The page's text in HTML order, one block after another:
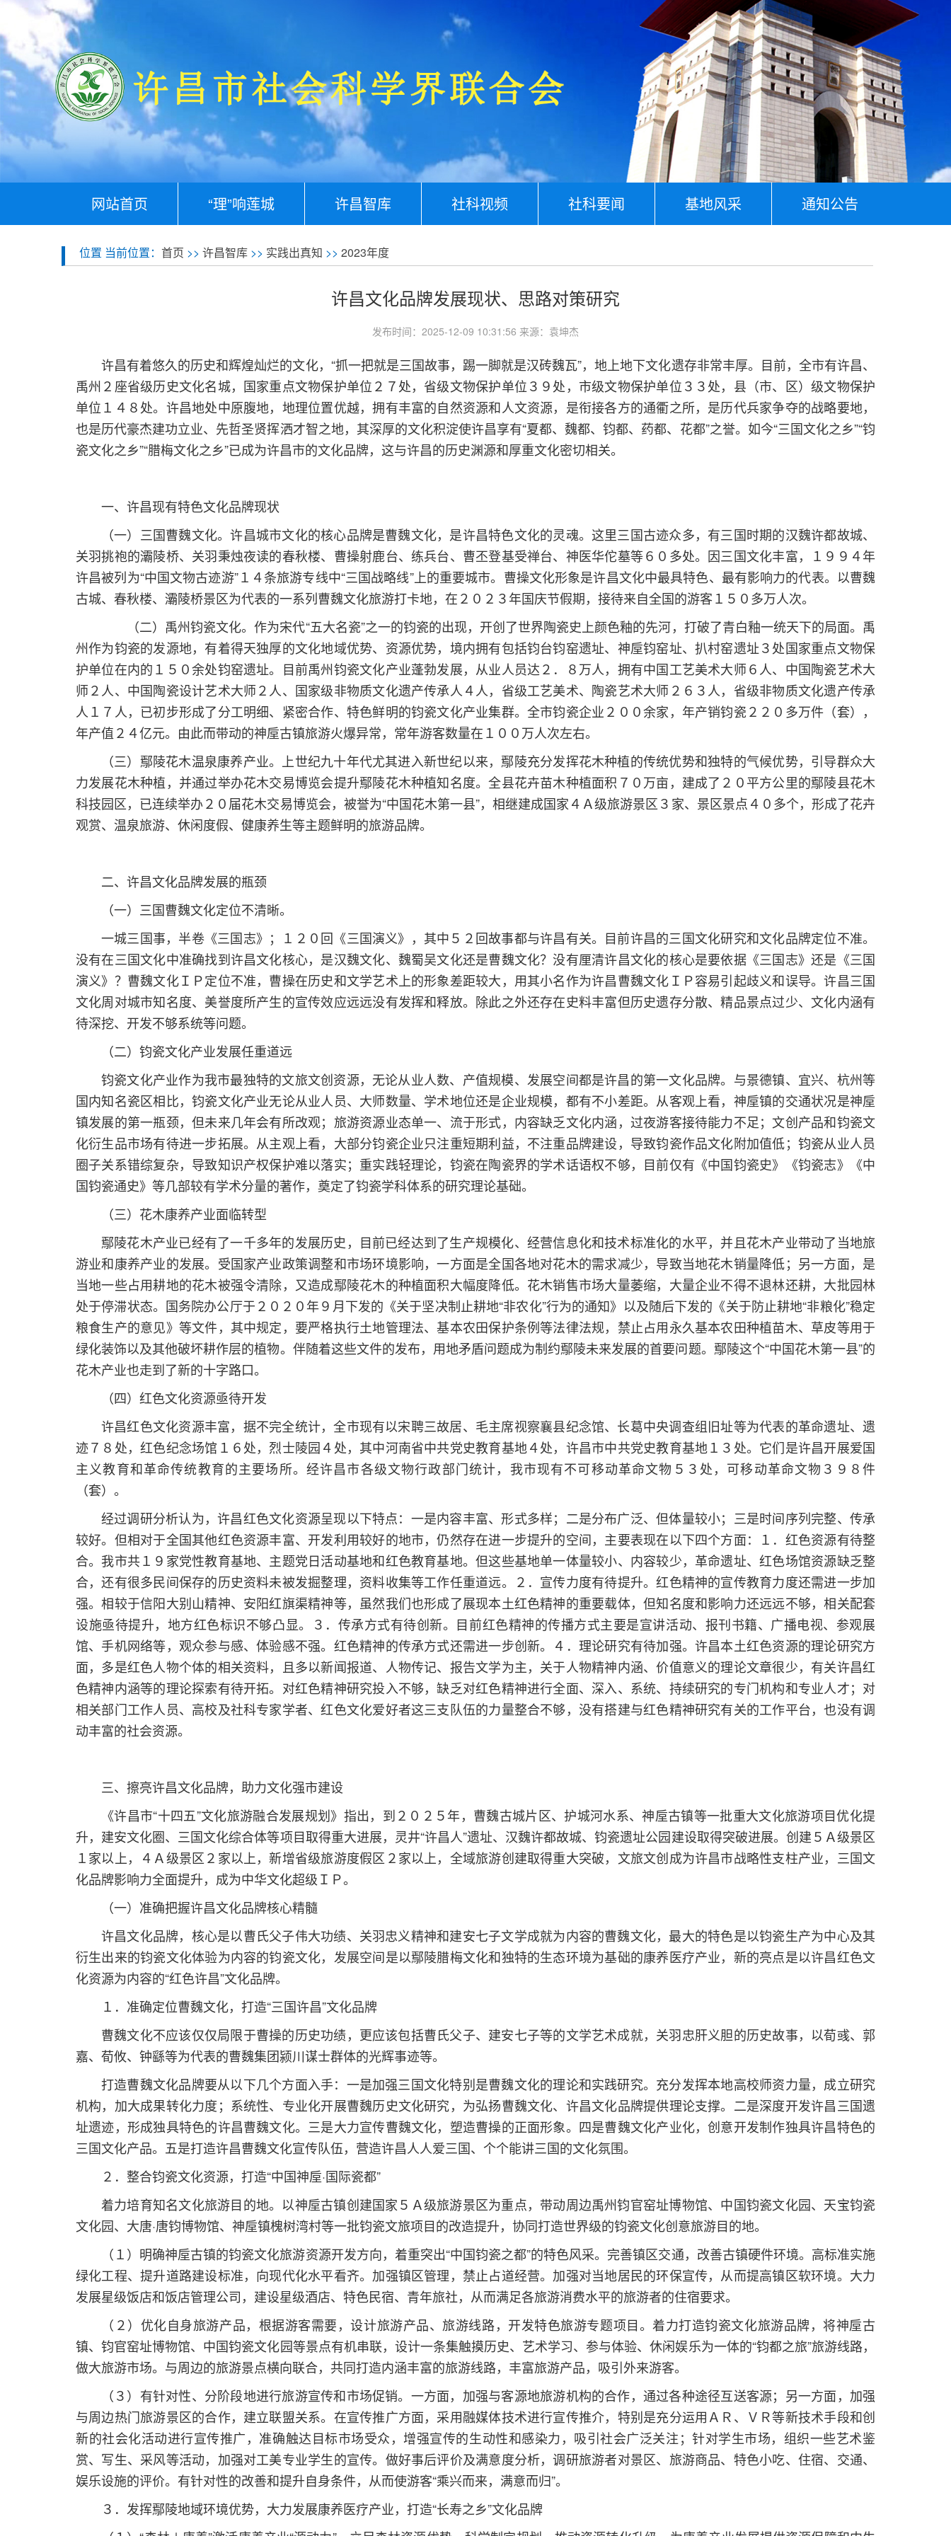
网站首页 “理”响莲城 许昌智库 社科视频 社科要闻 基地风采 通知公告
位置 当前位置： 首页 >> 许昌智库 >> 实践出真知 >> 2023年度
许昌文化品牌发展现状、思路对策研究
发布时间：2025-12-09 10:31:56 来源：袁坤杰
许昌有着悠久的历史和辉煌灿烂的文化，“抓一把就是三国故事，踢一脚就是汉砖魏瓦”，地上地下文化遗存非常丰厚。目前，全市有许昌、
禹州２座省级历史文化名城，国家重点文物保护单位２７处，省级文物保护单位３９处，市级文物保护单位３３处，县（市、区）级文物保护
单位１４８处。许昌地处中原腹地，地理位置优越，拥有丰富的自然资源和人文资源，是衔接各方的通衢之所，是历代兵家争夺的战略要地，
也是历代豪杰建功立业、先哲圣贤挥洒才智之地，其深厚的文化积淀使许昌享有“夏都、魏都、钧都、药都、花都”之誉。如今“三国文化之乡”“钧
瓷文化之乡”“腊梅文化之乡”已成为许昌市的文化品牌，这与许昌的历史渊源和厚重文化密切相关。
一、许昌现有特色文化品牌现状
（一）三国曹魏文化。许昌城市文化的核心品牌是曹魏文化，是许昌特色文化的灵魂。这里三国古迹众多，有三国时期的汉魏许都故城、
关羽挑袍的灞陵桥、关羽秉烛夜读的春秋楼、曹操射鹿台、练兵台、曹丕登基受禅台、神医华佗墓等６０多处。因三国文化丰富，１９９４年
许昌被列为“中国文物古迹游”１４条旅游专线中“三国战略线”上的重要城市。曹操文化形象是许昌文化中最具特色、最有影响力的代表。以曹魏
古城、春秋楼、灞陵桥景区为代表的一系列曹魏文化旅游打卡地，在２０２３年国庆节假期，接待来自全国的游客１５０多万人次。
（二）禹州钧瓷文化。作为宋代“五大名瓷”之一的钧瓷的出现，开创了世界陶瓷史上颜色釉的先河，打破了青白釉一统天下的局面。禹
州作为钧瓷的发源地，有着得天独厚的文化地域优势、资源优势，境内拥有包括钧台钧窑遗址、神垕钧窑址、扒村窑遗址３处国家重点文物保
护单位在内的１５０余处钧窑遗址。目前禹州钧瓷文化产业蓬勃发展，从业人员达２．８万人，拥有中国工艺美术大师６人、中国陶瓷艺术大
师２人、中国陶瓷设计艺术大师２人、国家级非物质文化遗产传承人４人，省级工艺美术、陶瓷艺术大师２６３人，省级非物质文化遗产传承
人１７人，已初步形成了分工明细、紧密合作、特色鲜明的钧瓷文化产业集群。全市钧瓷企业２００余家，年产销钧瓷２２０多万件（套），
年产值２４亿元。由此而带动的神垕古镇旅游火爆异常，常年游客数量在１００万人次左右。
（三）鄢陵花木温泉康养产业。上世纪九十年代尤其进入新世纪以来，鄢陵充分发挥花木种植的传统优势和独特的气候优势，引导群众大
力发展花木种植，并通过举办花木交易博览会提升鄢陵花木种植知名度。全县花卉苗木种植面积７０万亩，建成了２０平方公里的鄢陵县花木
科技园区，已连续举办２０届花木交易博览会，被誉为“中国花木第一县”，相继建成国家４Ａ级旅游景区３家、景区景点４０多个，形成了花卉
观赏、温泉旅游、休闲度假、健康养生等主题鲜明的旅游品牌。
二、许昌文化品牌发展的瓶颈
（一）三国曹魏文化定位不清晰。
一城三国事，半卷《三国志》；１２０回《三国演义》，其中５２回故事都与许昌有关。目前许昌的三国文化研究和文化品牌定位不准。
没有在三国文化中准确找到许昌文化核心，是汉魏文化、魏蜀吴文化还是曹魏文化？没有厘清许昌文化的核心是要依据《三国志》还是《三国
演义》？曹魏文化ＩＰ定位不准，曹操在历史和文学艺术上的形象差距较大，用其小名作为许昌曹魏文化ＩＰ容易引起歧义和误导。许昌三国
文化周对城市知名度、美誉度所产生的宣传效应远远没有发挥和释放。除此之外还存在史料丰富但历史遗存分散、精品景点过少、文化内涵有
待深挖、开发不够系统等问题。
（二）钧瓷文化产业发展任重道远
钧瓷文化产业作为我市最独特的文旅文创资源，无论从业人数、产值规模、发展空间都是许昌的第一文化品牌。与景德镇、宜兴、杭州等
国内知名瓷区相比，钧瓷文化产业无论从业人员、大师数量、学术地位还是企业规模，都有不小差距。从客观上看，神垕镇的交通状况是神垕
镇发展的第一瓶颈，但未来几年会有所改观；旅游资源业态单一、流于形式，内容缺乏文化内涵，过夜游客接待能力不足；文创产品和钧瓷文
化衍生品市场有待进一步拓展。从主观上看，大部分钧瓷企业只注重短期利益，不注重品牌建设，导致钧瓷作品文化附加值低；钧瓷从业人员
圈子关系错综复杂，导致知识产权保护难以落实；重实践轻理论，钧瓷在陶瓷界的学术话语权不够，目前仅有《中国钧瓷史》《钧瓷志》《中
国钧瓷通史》等几部较有学术分量的著作，奠定了钧瓷学科体系的研究理论基础。
（三）花木康养产业面临转型
鄢陵花木产业已经有了一千多年的发展历史，目前已经达到了生产规模化、经营信息化和技术标准化的水平，并且花木产业带动了当地旅
游业和康养产业的发展。受国家产业政策调整和市场环境影响，一方面是全国各地对花木的需求减少，导致当地花木销量降低；另一方面，是
当地一些占用耕地的花木被强令清除，又造成鄢陵花木的种植面积大幅度降低。花木销售市场大量萎缩，大量企业不得不退林还耕，大批园林
处于停滞状态。国务院办公厅于２０２０年９月下发的《关于坚决制止耕地“非农化”行为的通知》以及随后下发的《关于防止耕地“非粮化”稳定
粮食生产的意见》等文件，其中规定，要严格执行土地管理法、基本农田保护条例等法律法规，禁止占用永久基本农田种植苗木、草皮等用于
绿化装饰以及其他破坏耕作层的植物。伴随着这些文件的发布，用地矛盾问题成为制约鄢陵未来发展的首要问题。鄢陵这个“中国花木第一县”的
花木产业也走到了新的十字路口。
（四）红色文化资源亟待开发
许昌红色文化资源丰富，据不完全统计，全市现有以宋聘三故居、毛主席视察襄县纪念馆、长葛中央调查组旧址等为代表的革命遗址、遗
迹７８处，红色纪念场馆１６处，烈士陵园４处，其中河南省中共党史教育基地４处，许昌市中共党史教育基地１３处。它们是许昌开展爱国
主义教育和革命传统教育的主要场所。经许昌市各级文物行政部门统计，我市现有不可移动革命文物５３处，可移动革命文物３９８件
（套）。
经过调研分析认为，许昌红色文化资源呈现以下特点：一是内容丰富、形式多样；二是分布广泛、但体量较小；三是时间序列完整、传承
较好。但相对于全国其他红色资源丰富、开发利用较好的地市，仍然存在进一步提升的空间，主要表现在以下四个方面：１．红色资源有待整
合。我市共１９家党性教育基地、主题党日活动基地和红色教育基地。但这些基地单一体量较小、内容较少，革命遗址、红色场馆资源缺乏整
合，还有很多民间保存的历史资料未被发掘整理，资料收集等工作任重道远。２．宣传力度有待提升。红色精神的宣传教育力度还需进一步加
强。相较于信阳大别山精神、安阳红旗渠精神等，虽然我们也形成了展现本土红色精神的重要载体，但知名度和影响力还远远不够，相关配套
设施亟待提升，地方红色标识不够凸显。３．传承方式有待创新。目前红色精神的传播方式主要是宣讲活动、报刊书籍、广播电视、参观展
馆、手机网络等，观众参与感、体验感不强。红色精神的传承方式还需进一步创新。４．理论研究有待加强。许昌本土红色资源的理论研究方
面，多是红色人物个体的相关资料，且多以新闻报道、人物传记、报告文学为主，关于人物精神内涵、价值意义的理论文章很少，有关许昌红
色精神内涵等的理论探索有待开拓。对红色精神研究投入不够，缺乏对红色精神进行全面、深入、系统、持续研究的专门机构和专业人才；对
相关部门工作人员、高校及社科专家学者、红色文化爱好者这三支队伍的力量整合不够，没有搭建与红色精神研究有关的工作平台，也没有调
动丰富的社会资源。
三、擦亮许昌文化品牌，助力文化强市建设
《许昌市“十四五”文化旅游融合发展规划》指出，到２０２５年，曹魏古城片区、护城河水系、神垕古镇等一批重大文化旅游项目优化提
升，建安文化圈、三国文化综合体等项目取得重大进展，灵井“许昌人”遗址、汉魏许都故城、钧瓷遗址公园建设取得突破进展。创建５Ａ级景区
１家以上，４Ａ级景区２家以上，新增省级旅游度假区２家以上，全域旅游创建取得重大突破，文旅文创成为许昌市战略性支柱产业，三国文
化品牌影响力全面提升，成为中华文化超级ＩＰ。
（一）准确把握许昌文化品牌核心精髓
许昌文化品牌，核心是以曹氏父子伟大功绩、关羽忠义精神和建安七子文学成就为内容的曹魏文化，最大的特色是以钧瓷生产为中心及其
衍生出来的钧瓷文化体验为内容的钧瓷文化，发展空间是以鄢陵腊梅文化和独特的生态环境为基础的康养医疗产业，新的亮点是以许昌红色文
化资源为内容的“红色许昌”文化品牌。
１．准确定位曹魏文化，打造“三国许昌”文化品牌
曹魏文化不应该仅仅局限于曹操的历史功绩，更应该包括曹氏父子、建安七子等的文学艺术成就，关羽忠肝义胆的历史故事，以荀彧、郭
嘉、荀攸、钟繇等为代表的曹魏集团颍川谋士群体的光辉事迹等。
打造曹魏文化品牌要从以下几个方面入手：一是加强三国文化特别是曹魏文化的理论和实践研究。充分发挥本地高校师资力量，成立研究
机构，加大成果转化力度；系统性、专业化开展曹魏历史文化研究，为弘扬曹魏文化、许昌文化品牌提供理论支撑。二是深度开发许昌三国遗
址遗迹，形成独具特色的许昌曹魏文化。三是大力宣传曹魏文化，塑造曹操的正面形象。四是曹魏文化产业化，创意开发制作独具许昌特色的
三国文化产品。五是打造许昌曹魏文化宣传队伍，营造许昌人人爱三国、个个能讲三国的文化氛围。
２．整合钧瓷文化资源，打造“中国神垕·国际瓷都”
着力培育知名文化旅游目的地。以神垕古镇创建国家５Ａ级旅游景区为重点，带动周边禹州钧官窑址博物馆、中国钧瓷文化园、天宝钧瓷
文化园、大唐·唐钧博物馆、神垕镇槐树湾村等一批钧瓷文旅项目的改造提升，协同打造世界级的钧瓷文化创意旅游目的地。
（１）明确神垕古镇的钧瓷文化旅游资源开发方向，着重突出“中国钧瓷之都”的特色风采。完善镇区交通，改善古镇硬件环境。高标准实施
绿化工程、提升道路建设标准，向现代化水平看齐。加强镇区管理，禁止占道经营。加强对当地居民的环保宣传，从而提高镇区软环境。大力
发展星级饭店和饭店管理公司，建设星级酒店、特色民宿、青年旅社，从而满足各旅游消费水平的旅游者的住宿要求。
（２）优化自身旅游产品，根据游客需要，设计旅游产品、旅游线路，开发特色旅游专题项目。着力打造钧瓷文化旅游品牌，将神垕古
镇、钧官窑址博物馆、中国钧瓷文化园等景点有机串联，设计一条集触摸历史、艺术学习、参与体验、休闲娱乐为一体的“钧都之旅”旅游线路，
做大旅游市场。与周边的旅游景点横向联合，共同打造内涵丰富的旅游线路，丰富旅游产品，吸引外来游客。
（３）有针对性、分阶段地进行旅游宣传和市场促销。一方面，加强与客源地旅游机构的合作，通过各种途径互送客源；另一方面，加强
与周边热门旅游景区的合作，建立联盟关系。在宣传推广方面，采用融媒体技术进行宣传推介，特别是充分运用ＡＲ、ＶＲ等新技术手段和创
新的社会化活动进行宣传推广，准确触达目标市场受众，增强宣传的生动性和感染力，吸引社会广泛关注；针对学生市场，组织一些艺术鉴
赏、写生、采风等活动，加强对工美专业学生的宣传。做好事后评价及满意度分析，调研旅游者对景区、旅游商品、特色小吃、住宿、交通、
娱乐设施的评价。有针对性的改善和提升自身条件，从而使游客“乘兴而来，满意而归”。
３．发挥鄢陵地域环境优势，大力发展康养医疗产业，打造“长寿之乡”文化品牌